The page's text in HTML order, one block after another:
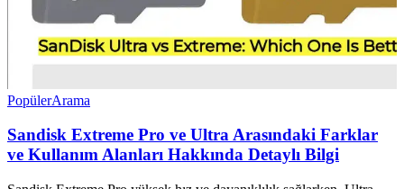
PopülerArama
Sandisk Extreme Pro ve Ultra Arasındaki Farklar
ve Kullanım Alanları Hakkında Detaylı Bilgi